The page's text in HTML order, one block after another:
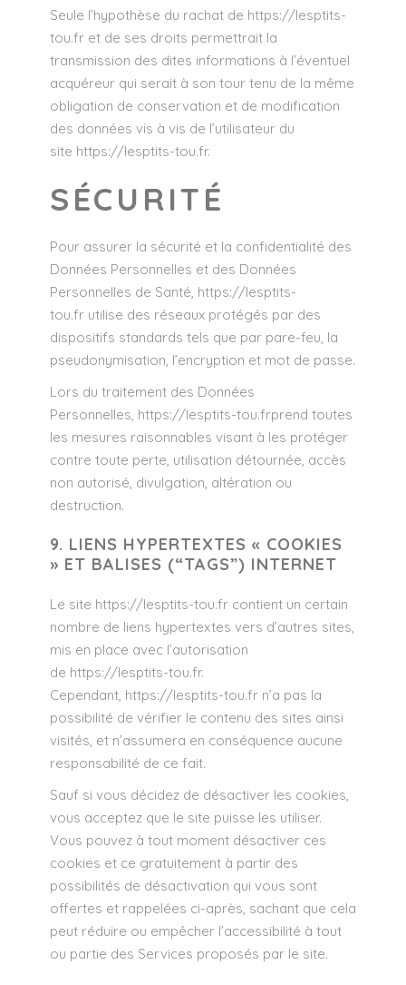
Seule l’hypothèse du rachat de https://lesptits-
tou.fr et de ses droits permettrait la
transmission des dites informations à l’éventuel
acquéreur qui serait à son tour tenu de la même
obligation de conservation et de modification
des données vis à vis de l’utilisateur du
site https://lesptits-tou.fr.
SÉCURITÉ
Pour assurer la sécurité et la confidentialité des
Données Personnelles et des Données
Personnelles de Santé, https://lesptits-
tou.fr utilise des réseaux protégés par des
dispositifs standards tels que par pare-feu, la
pseudonymisation, l’encryption et mot de passe.
Lors du traitement des Données
Personnelles, https://lesptits-tou.frprend toutes
les mesures raisonnables visant à les protéger
contre toute perte, utilisation détournée, accès
non autorisé, divulgation, altération ou
destruction.
9. LIENS HYPERTEXTES « COOKIES
» ET BALISES (“TAGS”) INTERNET
Le site https://lesptits-tou.fr contient un certain
nombre de liens hypertextes vers d’autres sites,
mis en place avec l’autorisation
de https://lesptits-tou.fr.
Cependant, https://lesptits-tou.fr n’a pas la
possibilité de vérifier le contenu des sites ainsi
visités, et n’assumera en conséquence aucune
responsabilité de ce fait.
Sauf si vous décidez de désactiver les cookies,
vous acceptez que le site puisse les utiliser.
Vous pouvez à tout moment désactiver ces
cookies et ce gratuitement à partir des
possibilités de désactivation qui vous sont
offertes et rappelées ci-après, sachant que cela
peut réduire ou empêcher l’accessibilité à tout
ou partie des Services proposés par le site.